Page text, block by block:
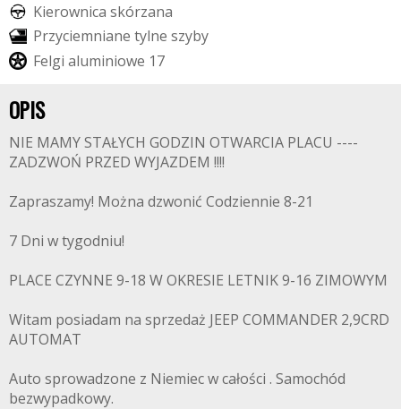
Kierownica skórzana
Przyciemniane tylne szyby
Felgi aluminiowe 17
OPIS
NIE MAMY STAŁYCH GODZIN OTWARCIA PLACU ----
ZADZWOŃ PRZED WYJAZDEM !!!!
Zapraszamy! Można dzwonić Codziennie 8-21
7 Dni w tygodniu!
PLACE CZYNNE 9-18 W OKRESIE LETNIK 9-16 ZIMOWYM
Witam posiadam na sprzedaż JEEP COMMANDER 2,9CRD
AUTOMAT
Auto sprowadzone z Niemiec w całości . Samochód
bezwypadkowy.